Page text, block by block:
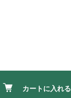
カートに入れる